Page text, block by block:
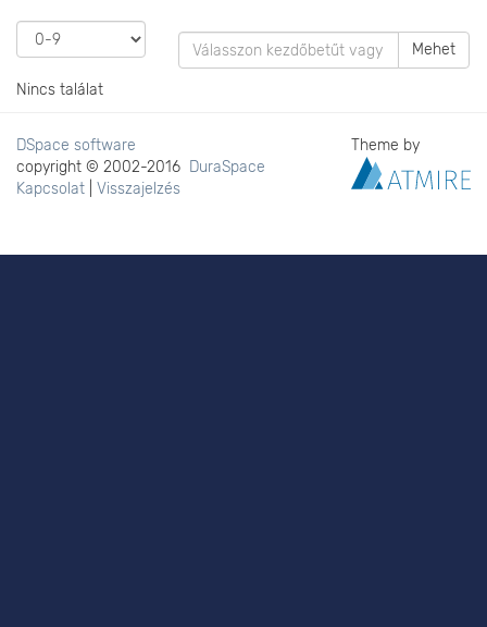
Mehet
Nincs találat
DSpace software
copyright © 2002-2016 DuraSpace
Kapcsolat
Visszajelzés
Theme by